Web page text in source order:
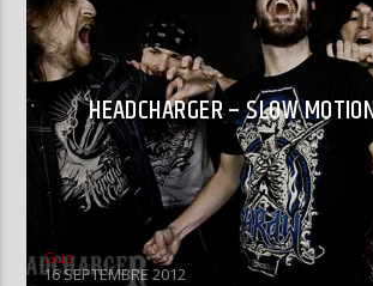
HEADCHARGER – SLOW
Gus
16 SEPTEMBRE 2012